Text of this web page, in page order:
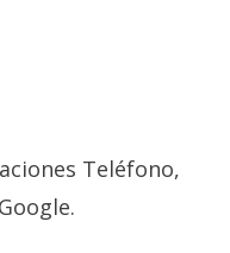
Teléfono,